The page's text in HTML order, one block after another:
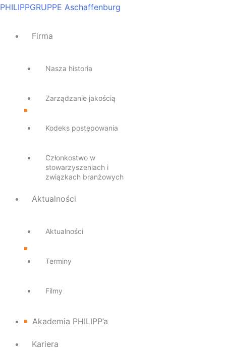
Przejdź
treści
PHILIPPGRUPPE Aschaffenburg
Main
Firma
Nasza historia
Zarządzanie jakością
Kodeks postępowania
Członkostwo w
stowarzyszeniach i
związkach branżowych
Aktualności
Aktualności
Terminy
Filmy
Akademia PHILIPP’a
Kariera
Main
Main
Main
Main